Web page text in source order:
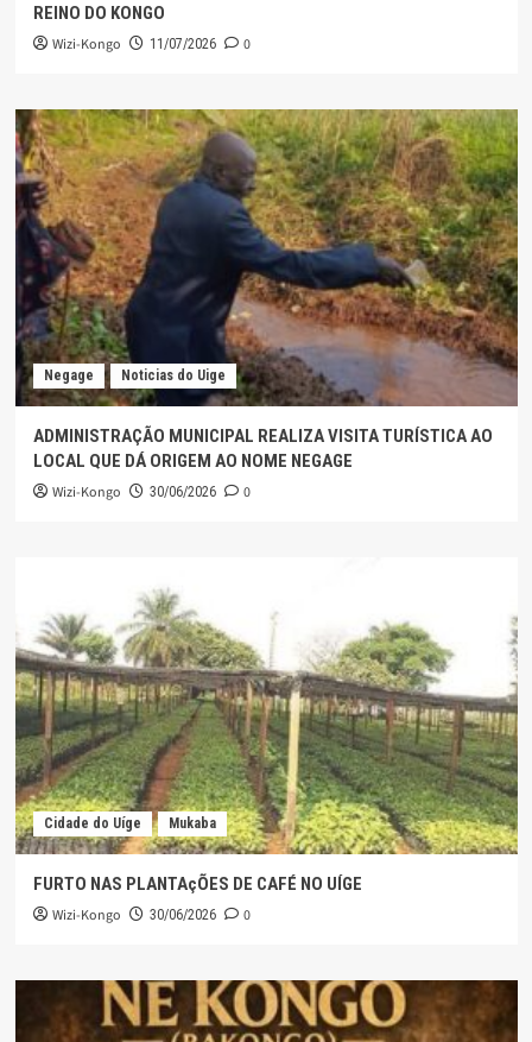
REINO DO KONGO
Wizi-Kongo 11/07/2026 0
Negage Noticias do Uige
ADMINISTRAÇÃO MUNICIPAL REALIZA VISITA TURÍSTICA AO
LOCAL QUE DÁ ORIGEM AO NOME NEGAGE
Wizi-Kongo 30/06/2026 0
Cidade do Uíge Mukaba
FURTO NAS PLANTAçÕES DE CAFÉ NO UÍGE
Wizi-Kongo 30/06/2026 0